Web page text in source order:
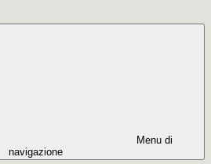
Menu di
navigazione